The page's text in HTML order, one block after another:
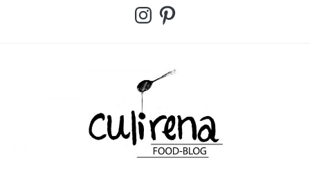
InstagramPinterest